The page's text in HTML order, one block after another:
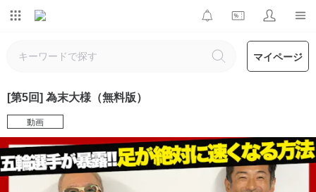
マイページ
[第5回] 為末大様（無料版）
動画